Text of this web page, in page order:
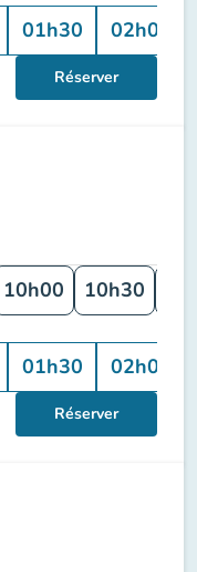
01h30 02h00
Réserver
10h00 10h30
01h30 02h00
Réserver